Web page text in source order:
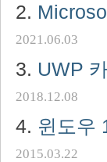
2021.06.03
UWP
2018.12.08
윈도우
2015.03.22